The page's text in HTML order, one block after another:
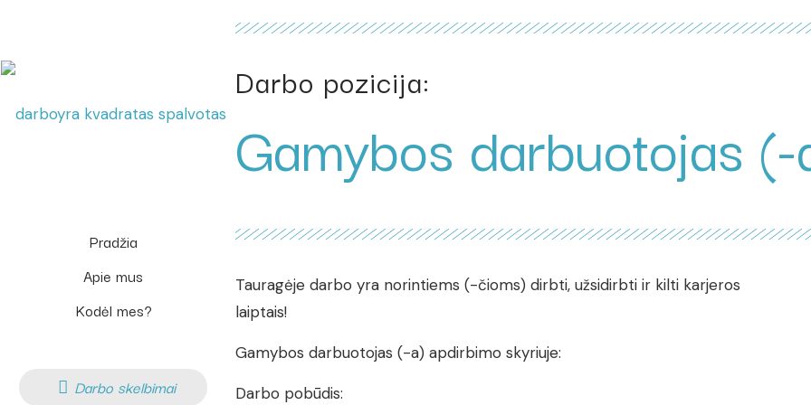
Pradžia
Apie mus
Kodėl mes?
Darbo skelbimai
Darbo pozicija:
Gamybos darbuotojas
Tauragėje darbo yra norintiems (-čioms) dirbti, užsidirbti ir kilti karjeros
laiptais!
Gamybos darbuotojas (-a) apdirbimo skyriuje:
Darbo pobūdis: